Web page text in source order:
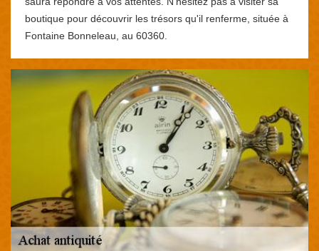
boutique pour découvrir les trésors qu'il renferme, située à
Fontaine Bonneleau, au 60360.